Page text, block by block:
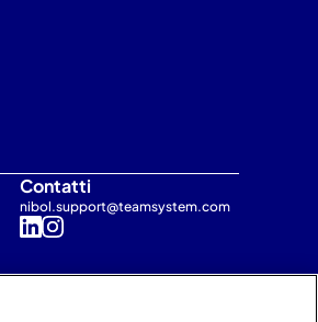
Contatti
nibol.support@teamsystem.com